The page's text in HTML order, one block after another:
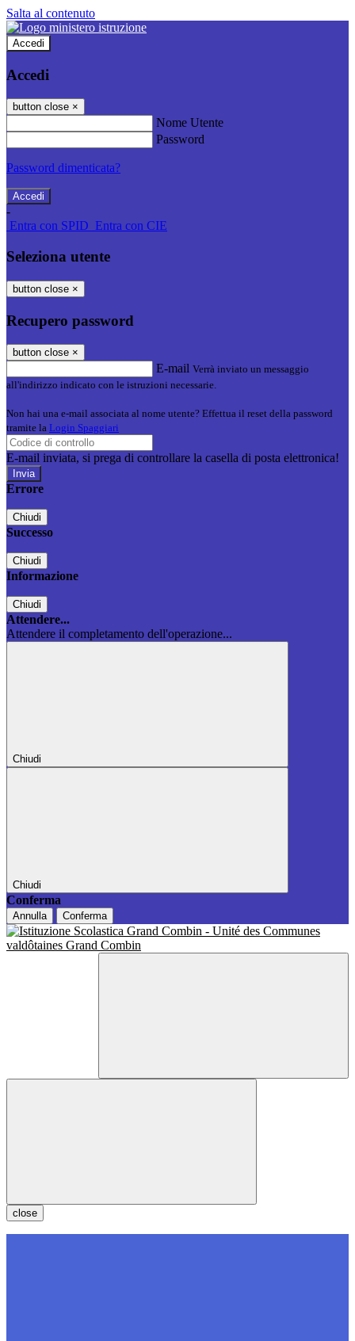
Salta al contenuto
Accedi
Accedi
button close ×
Nome Utente
Password
Password dimenticata?
-
Entra con SPID Entra con CIE
Seleziona utente
button close ×
Recupero password
button close ×
E-mail Verrà inviato un messaggio
all'indirizzo indicato con le istruzioni necessarie.
Non hai una e-mail associata al nome utente? Effettua il reset della password
tramite la Login Spaggiari
E-mail inviata, si prega di controllare la casella di posta elettronica!
Errore
Chiudi
Successo
Chiudi
Informazione
Chiudi
Attendere...
Attendere il completamento dell'operazione...
Chiudi
Chiudi
Conferma
Annulla Conferma
close